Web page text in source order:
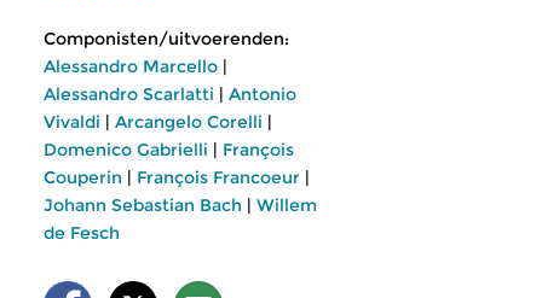
Componisten/uitvoerenden:
Alessandro Marcello |
Alessandro Scarlatti | Antonio
Vivaldi | Arcangelo Corelli |
Domenico Gabrielli | François
Couperin | François Francoeur |
Johann Sebastian Bach | Willem
de Fesch